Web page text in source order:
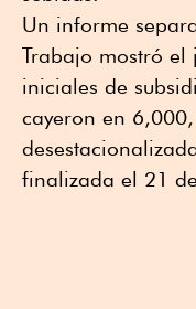
Un informe
Trabajo mostró el
iniciales de
cayeron en
finalizada el 21